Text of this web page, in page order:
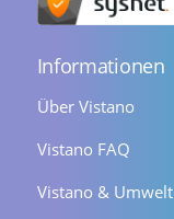
Informationen
Über Vistano
Vistano FAQ
Vistano & Umwelt